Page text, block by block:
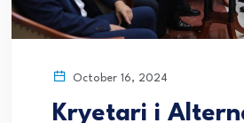
October 16, 2024
Kryetari i